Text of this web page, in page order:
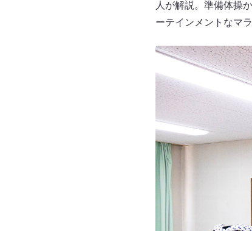
人が解説。準備体操
ーテインメントなマ